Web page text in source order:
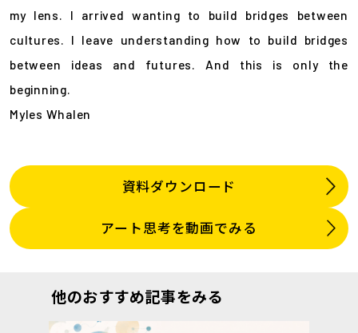
my lens. I arrived wanting to build bridges between
cultures. I leave understanding how to build bridges
between ideas and futures. And this is only the
beginning.
Myles Whalen
資料ダウンロード
アート思考を動画でみる
他のおすすめ記事をみる